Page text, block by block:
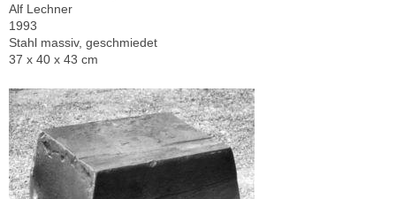
Alf Lechner
1993
Stahl massiv, geschmiedet
37 x 40 x 43 cm